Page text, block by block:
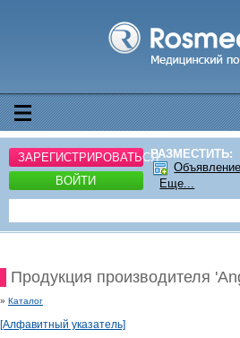
ЗАРЕГИСТРИРОВАТЬСЯ
ВОЙТИ
РАЗМЕСТИТЬ:
Объявление
Еще...
Продукция производителя
» Каталог
[Алфавитный указатель]